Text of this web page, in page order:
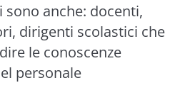
anche: docenti,
dirigenti scolastici che
le conoscenze
personale